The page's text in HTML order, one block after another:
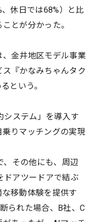
休日では68%）と比
とが分かった。
金井地区モデル事業
『かなみちゃんタク
という。
システム」を導入す
りマッチングの実現
、その他にも、周辺
ドアツードアで結ぶ
移動体験を提供す
られた場合、B社、C